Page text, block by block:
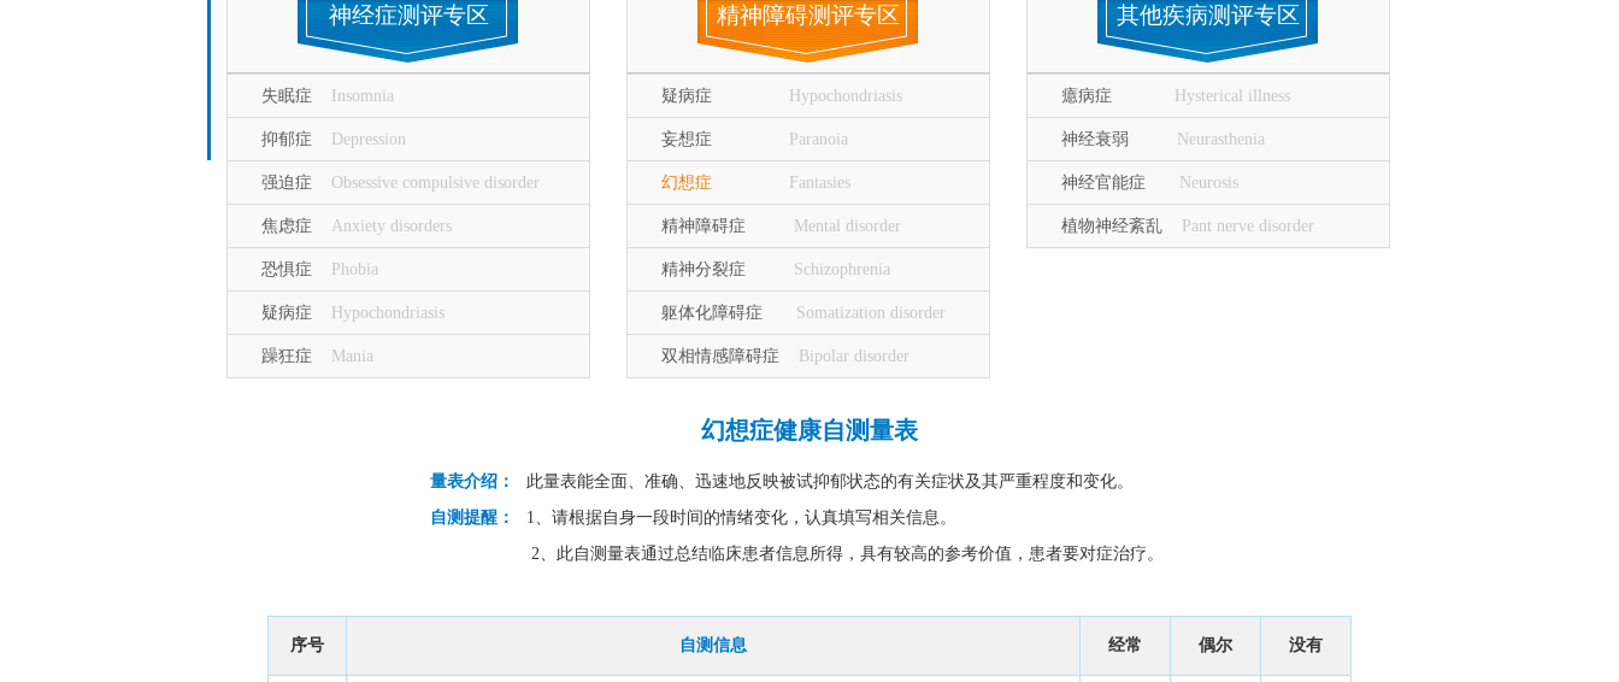
神经症测评专区
失眠症 Insomnia
抑郁症 Depression
强迫症 Obsessive compulsive disorder
焦虑症 Anxiety disorders
恐惧症 Phobia
疑病症 Hypochondriasis
躁狂症 Mania
精神障碍测评专区
疑病症 Hypochondriasis
妄想症 Paranoia
幻想症 Fantasies
精神障碍症 Mental disorder
精神分裂症 Schizophrenia
躯体化障碍症 Somatization disorder
双相情感障碍症 Bipolar disorder
其他疾病测评专区
癔病症 Hysterical illness
神经衰弱 Neurasthenia
神经官能症 Neurosis
植物神经紊乱 Pant nerve disorder
幻想症健康自测量表
量表介绍：
此量表能全面、准确、迅速地反映被试抑郁状态的有关症状及其严重程度和变化。
自测提醒：
1、请根据自身一段时间的情绪变化，认真填写相关信息。
2、此自测量表通过总结临床患者信息所得，具有较高的参考价值，患者要对症治疗。
序号 自测信息 经常 偶尔 没有